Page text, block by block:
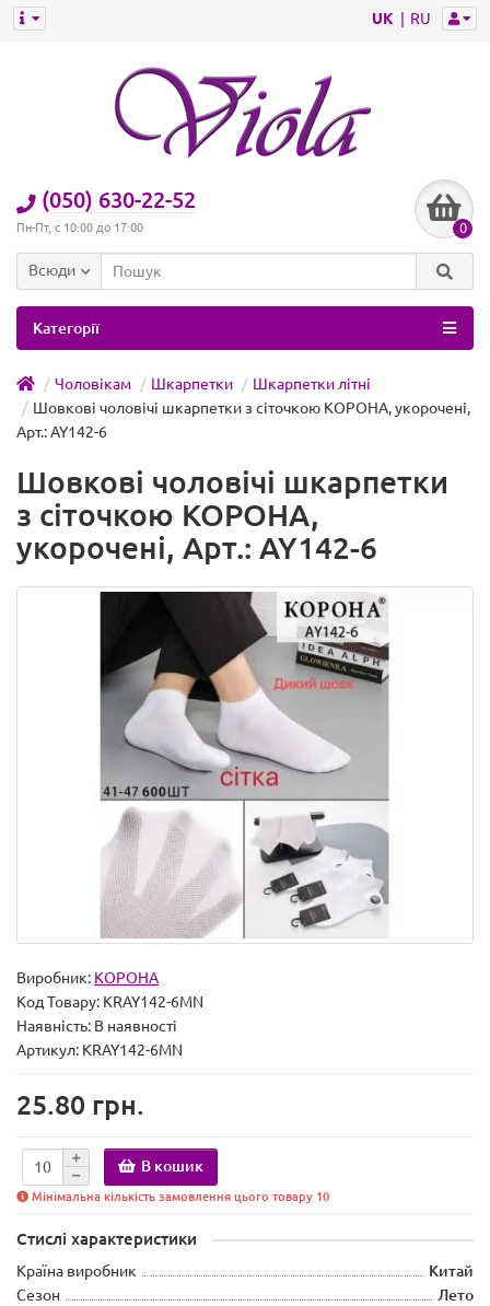
UK RU
(050) 630-22-52
Пн-Пт, с 10:00 до 17:00 0
Всюди
Категорії
Чоловікам Шкарпетки
Шкарпетки літні
Шовкові чоловічі шкарпетки з сіточкою КОРОНА, укорочені,
Арт.: AY142-6
Шовкові чоловічі шкарпетки
з сіточкою КОРОНА,
укорочені, Арт.: AY142-6
Виробник: КОРОНА
Код Товару: KRAY142-6MN
Наявність: В наявності
Артикул: KRAY142-6MN
25.80 грн.
В кошик
Мінімальна кількість замовлення цього товару 10
Стислі характеристики
Країна виробник
Китай
Сезон
Лето